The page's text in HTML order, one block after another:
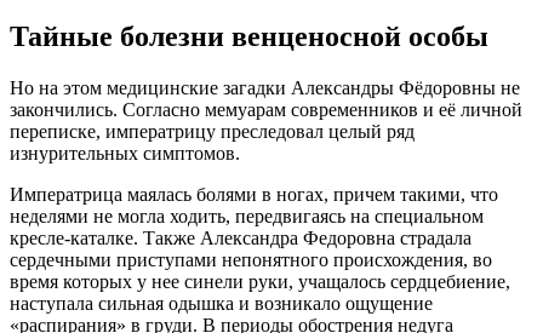
Тайные болезни венценосной особы
Но на этом медицинские загадки Александры Фёдоровны не
закончились. Согласно мемуарам современников и её личной
переписке, императрицу преследовал целый ряд
изнурительных симптомов.
Императрица маялась болями в ногах, причем такими, что
неделями не могла ходить, передвигаясь на специальном
кресле-каталке. Также Александра Федоровна страдала
сердечными приступами непонятного происхождения, во
время которых у нее синели руки, учащалось сердцебиение,
наступала сильная одышка и возникало ощущение
«распирания» в груди. В периоды обострения недуга